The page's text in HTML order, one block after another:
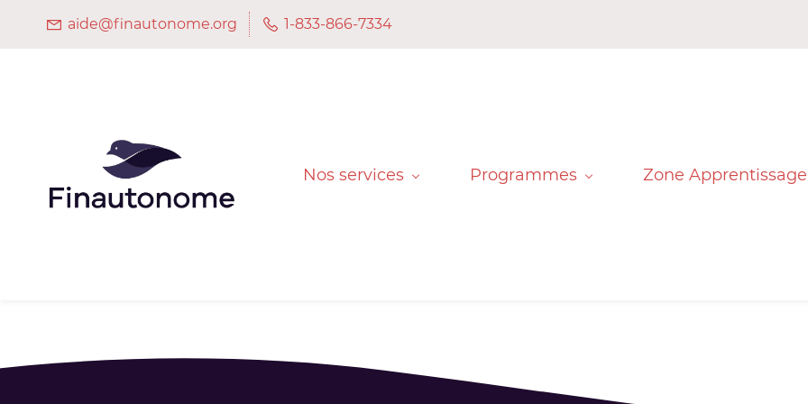
aide@finautonome.org 1-833-866-7334
Nos services Programmes Zone Apprentissage